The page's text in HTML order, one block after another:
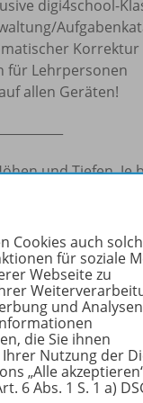
digi4school-
Korrektur
für Lehrpersonen
allen Geräten!
und Tiefen.
die
Leben mit.
Marketing,
Grundlagen für
Cookies auch
für soziale
Webseite zu
und Analysen
die Sie ihnen
Nutzung der
„Alle
6 Abs. 1 S. 1 a)